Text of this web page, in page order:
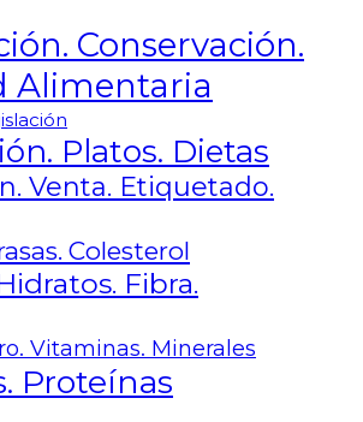
Conservación.
Alimentaria
Platos. Dietas
Venta. Etiquetado.
Colesterol
Fibra.
Vitaminas. Minerales
Proteínas